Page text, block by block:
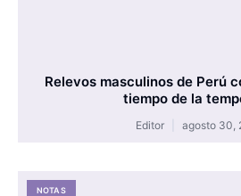
Relevos masculinos de Perú
tiempo de la
Editor agosto 30,
NOTAS